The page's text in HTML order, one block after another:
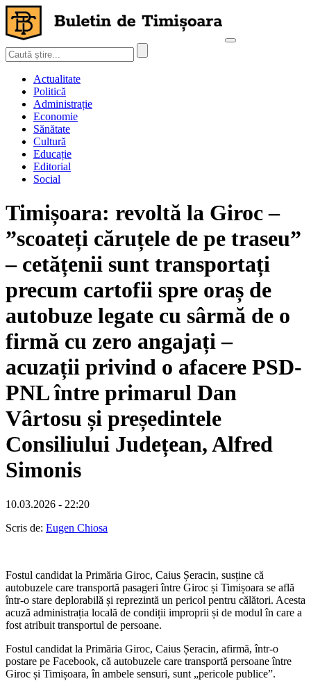
Actualitate
Politică
Administrație
Economie
Sănătate
Cultură
Educație
Editorial
Social
Timișoara: revoltă la Giroc –
”scoateți căruțele de pe traseu”
– cetățenii sunt transportați
precum cartofii spre oraș de
autobuze legate cu sârmă de o
firmă cu zero angajați –
acuzații privind o afacere PSD-
PNL între primarul Dan
Vârtosu și președintele
Consiliului Județean, Alfred
Simonis
10.03.2026 - 22:20
Scris de: Eugen Chiosa
Fostul candidat la Primăria Giroc, Caius Șeracin, susține că
autobuzele care transportă pasageri între Giroc și Timișoara se află
într-o stare deplorabilă și reprezintă un pericol pentru călători. Acesta
acuză administrația locală de condiții improprii și de modul în care a
fost atribuit transportul de persoane.
Fostul candidat la Primăria Giroc, Caius Șeracin, afirmă, într-o
postare pe Facebook, că autobuzele care transportă persoane între
Giroc și Timișoara, în ambele sensuri, sunt „pericole publice”.